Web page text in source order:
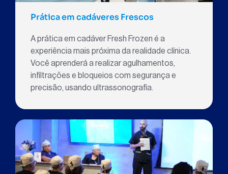
Prática em cadáveres Frescos
A prática em cadáver Fresh Frozen é a
experiência mais próxima da realidade clínica.
Você aprenderá a realizar agulhamentos,
infiltrações e bloqueios com segurança e
precisão, usando ultrassonografia.